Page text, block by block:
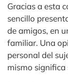
Gracias a esta
sencillo
de amigos, en
familiar. Una
personal del
mismo significa